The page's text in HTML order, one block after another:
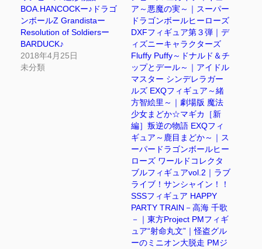
BOA.HANCOCKー♪ドラゴ
ンボールZ Grandistaー
Resolution of Soldiersー
BARDUCK♪
2018年4月25日
未分類
ア～悪魔の実～｜スーパー
ドラゴンボールヒーローズ
DXFフィギュア第３弾｜デ
ィズニーキャラクターズ
Fluffy Puffy～ドナルド＆チ
ップとデール～｜アイドル
マスター シンデレラガー
ルズ EXQフィギュア～緒
方智絵里～｜劇場版 魔法
少女まどか☆マギカ［新
編］叛逆の物語 EXQフィ
ギュア～鹿目まどか～｜ス
ーパードラゴンボールヒー
ローズ ワールドコレクタ
ブルフィギュアvol.2｜ラブ
ライブ！サンシャイン！！
SSSフィギュア HAPPY
PARTY TRAIN－高海 千歌
－｜東方Project PMフィギ
ュア“射命丸文”｜怪盗グル
ーのミニオン大脱走 PMジ